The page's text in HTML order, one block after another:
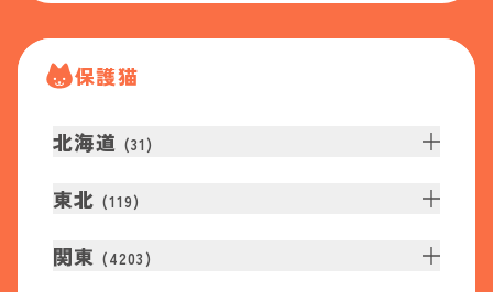
保護猫
北海道 (31 )
東北 (119)
関東 (4203 )